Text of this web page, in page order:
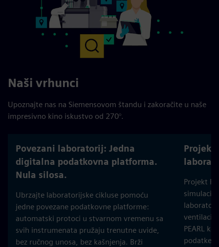
Naši vrhunci
Upoznajte nas na Siemensovom štandu i zakoračite u naše
impresivno kino iskustvo od 270°.
Povezani laboratorij: Jedna
digitalna podatkovna platforma.
Nula silosa.
Ubrzajte laboratorijske cikluse pomoću
jedne povezane podatkovne platforme:
automatski protoci u stvarnom vremenu sa
svih instrumenata pružaju trenutne uvide,
bez ručnog unosa, bez kašnjenja. Brži
Projekt
Projekt
PEARL
podatke